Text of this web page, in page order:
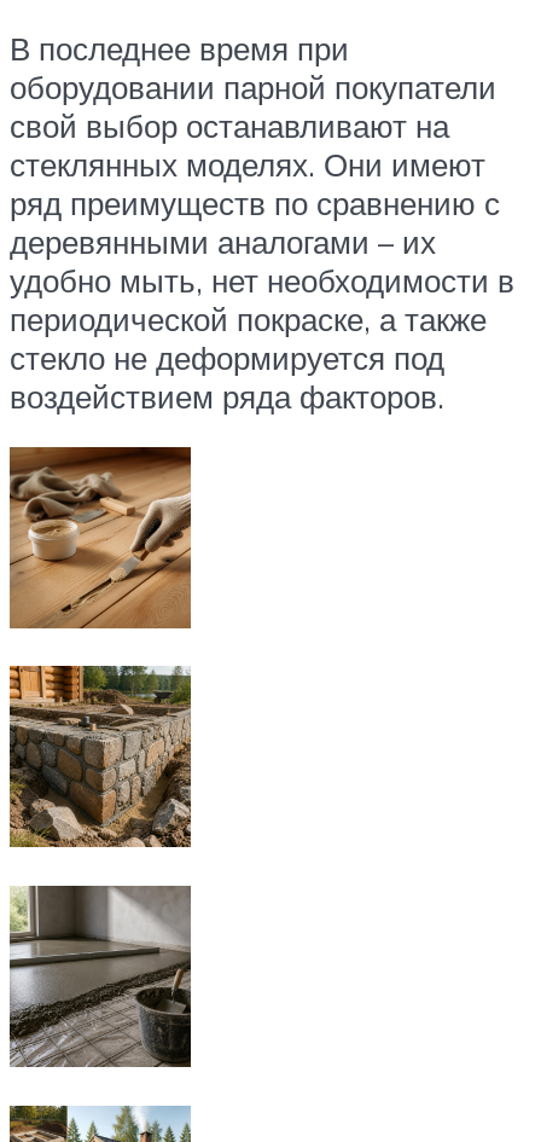
В последнее время при
оборудовании парной покупатели
свой выбор останавливают на
стеклянных моделях. Они имеют
ряд преимуществ по сравнению с
деревянными аналогами – их
удобно мыть, нет необходимости в
периодической покраске, а также
стекло не деформируется под
воздействием ряда факторов.